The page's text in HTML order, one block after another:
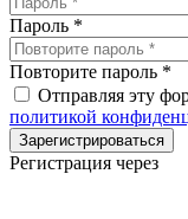
Пароль *
Повторите пароль *
Отправляя эту
политикой
Зарегистрироваться
Регистрация через